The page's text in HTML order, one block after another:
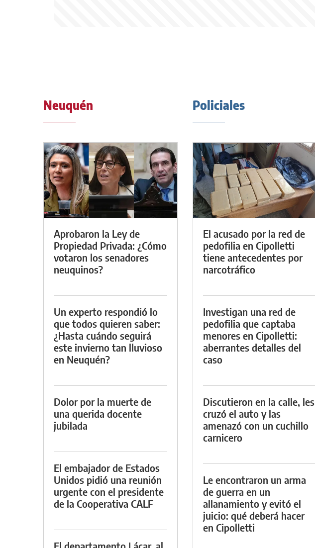
Neuquén
Aprobaron la Ley de
Propiedad Privada: ¿Cómo
votaron los senadores
neuquinos?
Un experto respondió lo
que todos quieren saber:
¿Hasta cuándo seguirá
este invierno tan lluvioso
en Neuquén?
Dolor por la muerte de
una querida docente
jubilada
El embajador de Estados
Unidos pidió una reunión
urgente con el presidente
de la Cooperativa CALF
Policiales
El acusado por la red de
pedofilia en Cipolletti
tiene antecedentes por
narcotráfico
Investigan una red de
pedofilia que captaba
menores en Cipolletti:
aberrantes detalles del
caso
Discutieron en la calle, les
cruzó el auto y las
amenazó con un cuchillo
carnicero
Le encontraron un arma
de guerra en un
allanamiento y evitó el
juicio: qué deberá hacer
en Cipolletti